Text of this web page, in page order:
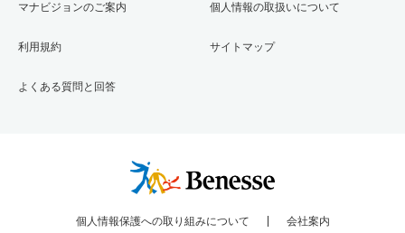
マナビジョンのご案内
利用規約
よくある質問と回答
個人情報の取扱いについて
サイトマップ
個人情報保護への取り組みについて 会社案内